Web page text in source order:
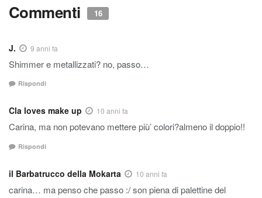
Commenti 16
J. 9 anni fa
Shimmer e metallizzati? no, passo…
Rispondi
Cla loves make up 10 anni fa
Carina, ma non potevano mettere più’ colori?almeno il doppio!!
Rispondi
il Barbatrucco della Mokarta 10 anni fa
carina… ma penso che passo :/ son piena di palettine del